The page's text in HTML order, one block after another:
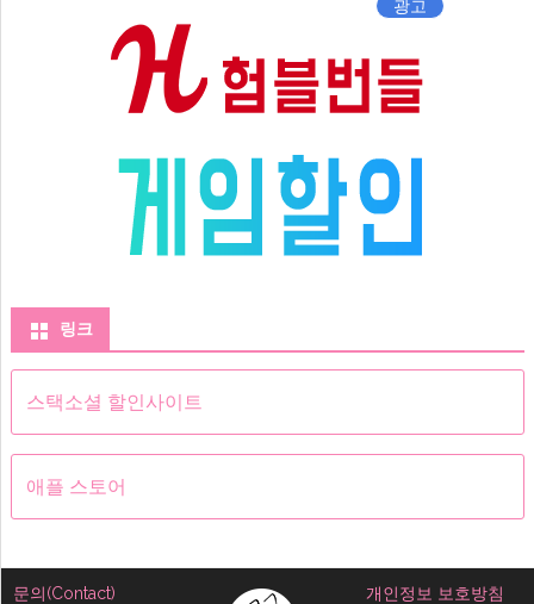
광고
링크
스택소셜 할인사이트
애플 스토어
문의(Contact) 개인정보 보호방침